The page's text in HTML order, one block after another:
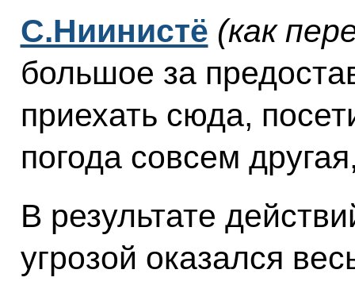
С.Ниинистё (как
большое за
приехать сюда,
погода совсем
В результате
угрозой оказался